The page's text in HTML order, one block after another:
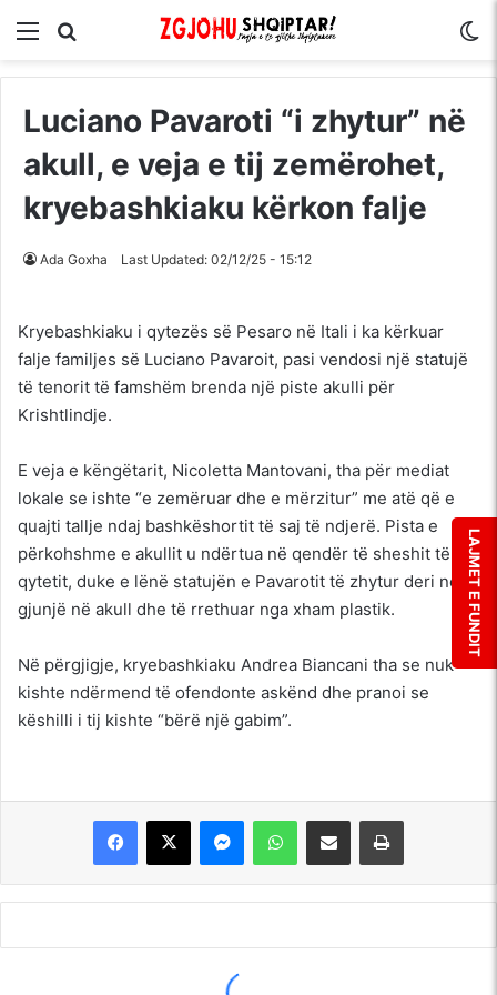
Menu
Luciano Pavaroti “i zhytur” në
akull, e veja e tij zemërohet,
kryebashkiaku kërkon falje
Ada Goxha Last Updated: 02/12/25 - 15:12
Kryebashkiaku i qytezës së Pesaro në Itali i ka kërkuar
falje familjes së Luciano Pavaroit, pasi vendosi një statujë
të tenorit të famshëm brenda një piste akulli për
Krishtlindje.
E veja e këngëtarit, Nicoletta Mantovani, tha për mediat
lokale se ishte “e zemëruar dhe e mërzitur” me atë që e
quajti tallje ndaj bashkëshortit të saj të ndjerë. Pista e
përkohshme e akullit u ndërtua në qendër të sheshit të
qytetit, duke e lënë statujën e Pavarotit të zhytur deri në
gjunjë në akull dhe të rrethuar nga xham plastik.
Në përgjigje, kryebashkiaku Andrea Biancani tha se nuk
kishte ndërmend të ofendonte askënd dhe pranoi se
këshilli i tij kishte “bërë një gabim”.
LAJMET E FUNDIT